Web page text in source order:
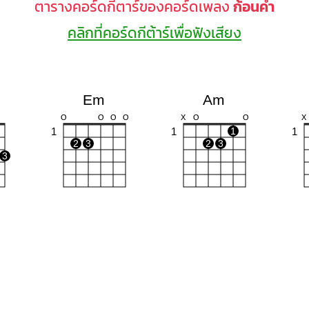
ตารางคอร์ดกีตาร์ของคอร์ดเพลงก้อนคำ
คลิกที่คอร์ดกีต้าร์เพื่อฟังเสียง
3
Em
O O O O
1
2 3
Am
X O O
1
1
2
3
X
1